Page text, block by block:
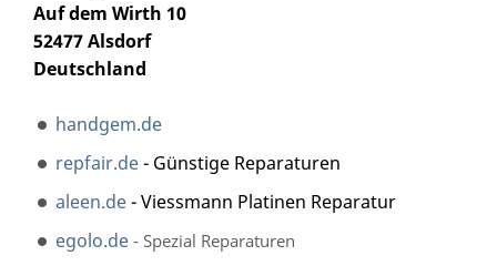
Auf dem Wirth 10
52477 Alsdorf
Deutschland
handgem.de
repfair.de- Günstige Reparaturen
aleen.de- Viessmann Platinen Reparatur
egolo.de - Spezial Reparaturen